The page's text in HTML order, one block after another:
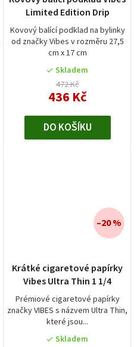
Limited Edition Drip
Kovový balící podklad na bylinky
od značky Vibes v rozměru 27,5
cm x 17 cm
Skladem
472 Kč
436 Kč
DO KOŠÍKU
Krátké cigaretové papírky
Vibes Ultra Thin 1 1/4
Prémiové cigaretové papírky
značky VIBES s názvem Ultra Thin,
které jsou...
Skladem
–20 %